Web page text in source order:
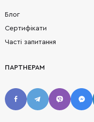
Блог
Сертифікати
Часті запитання
ПАРТНЕРАМ